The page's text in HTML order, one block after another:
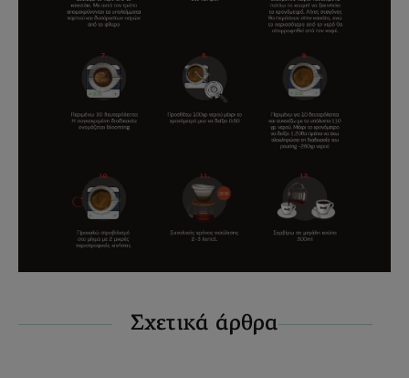
Σχετικά άρθρα